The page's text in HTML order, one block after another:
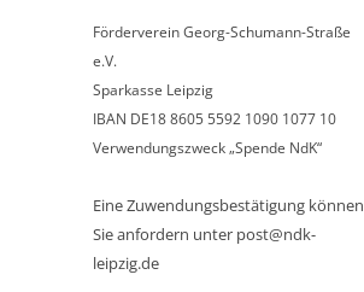
Förderverein Georg-Schumann-Straße
e.V.
Sparkasse Leipzig
IBAN DE18 8605 5592 1090 1077 10
Verwendungszweck „Spende NdK“
Eine Zuwendungsbestätigung können
Sie anfordern unter post@ndk-
leipzig.de